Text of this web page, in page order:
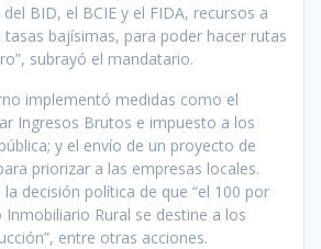
BID, el BCIE y el FIDA, recursos a
tasas bajísimas, para poder hacer rutas
subrayó el mandatario.
implementó medidas como el
Ingresos Brutos e impuesto a los
y el envío de un proyecto de
priorizar a las empresas locales.
decisión política de que “el 100 por
Rural se destine a los
entre otras acciones.